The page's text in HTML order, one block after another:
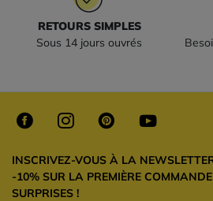
RETOURS SIMPLES
Sous 14 jours ouvrés
INSCRIVEZ-VOUS À LA
-10% SUR LA PREMIÈRE
SURPRISES !